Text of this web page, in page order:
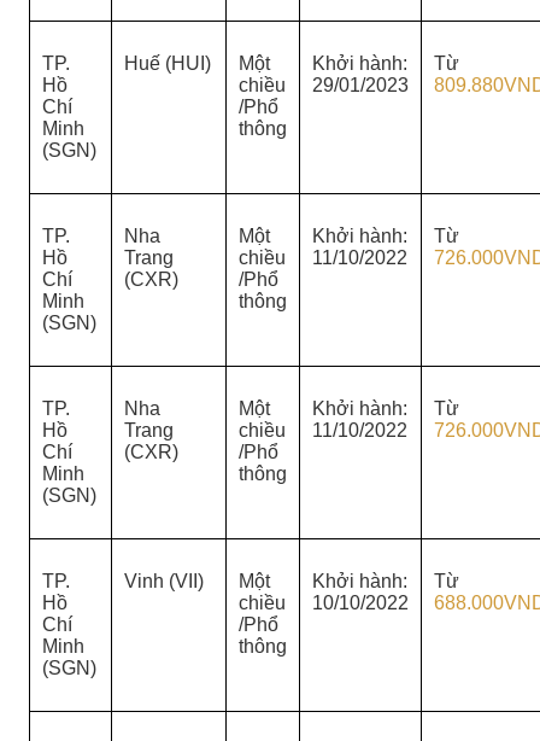
TP.
Hồ
Chí
Minh
(SGN)
Huế (HUI)
Một
chiều
/Phổ
thông
Khởi hành:
29/01/2023
Từ
TP.
Hồ
Chí
Minh
(SGN)
Nha
Trang
(CXR)
Một
chiều
/Phổ
thông
Khởi hành:
11/10/2022
Từ
TP.
Hồ
Chí
Minh
(SGN)
Nha
Trang
(CXR)
Một
chiều
/Phổ
thông
Khởi hành:
11/10/2022
Từ
TP.
Hồ
Chí
Minh
(SGN)
Vinh (VII)
Một
chiều
/Phổ
thông
Khởi hành:
10/10/2022
Từ